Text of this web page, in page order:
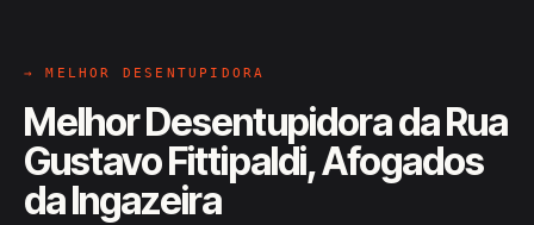
→ MELHOR DESENTUPIDORA
Melhor Desentupidora da Rua
Gustavo Fittipaldi, Afogados
da Ingazeira